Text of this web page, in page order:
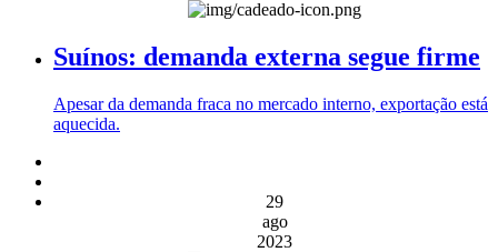
Suínos: demanda externa segue firme
Apesar da demanda fraca no mercado interno, exportação está
aquecida.
29
ago
2023